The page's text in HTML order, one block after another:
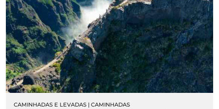
CAMINHADAS E LEVADAS | CAMINHADAS